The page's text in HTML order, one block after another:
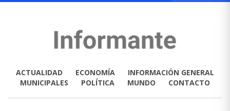
ACTUALIDAD ECONOMÍA
INFORMACIÓN GENERAL
MUNICIPALES
POLÍTICA MUNDO CONTACTO